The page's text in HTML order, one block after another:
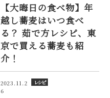
【大晦日の食べ物】年
越し蕎麦はいつ食べ
る？ 茹で方レシピ、東
京で買える蕎麦も紹
介！
2023.11.2
6
レシピ